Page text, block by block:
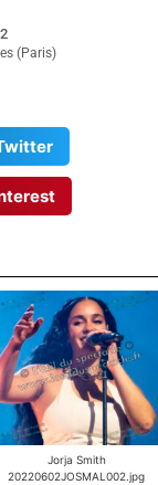
(Paris)
Jorja Smith
20220602JOSMAL002.jpg